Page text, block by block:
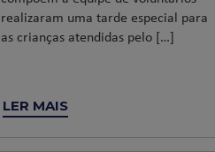
realizaram uma tarde especial para
as crianças atendidas pelo […]
LER MAIS